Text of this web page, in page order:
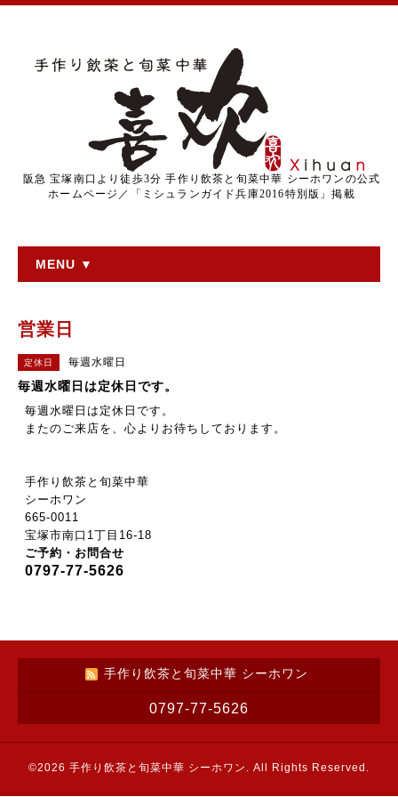
阪急 宝塚南口より徒歩3分 手作り飲茶と旬菜中華 シーホワンの公式
ホームページ／「ミシュランガイド兵庫2016特別版」掲載
MENU ▼
営業日
定休日 毎週水曜日
毎週水曜日は定休日です。
毎週水曜日は定休日です。
またのご来店を、心よりお待ちしております。
手作り飲茶と旬菜中華
シーホワン
665-0011
宝塚市南口1丁目16-18
ご予約・お問合せ
0797-77-5626
手作り飲茶と旬菜中華 シーホワン
0797-77-5626
©2026 手作り飲茶と旬菜中華 シーホワン . All Rights Reserved.